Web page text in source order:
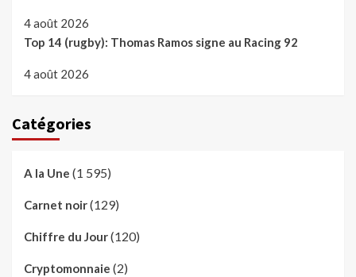
4 août 2026
Top 14 (rugby): Thomas Ramos signe au Racing 92
4 août 2026
Catégories
A la Une (1 595)
Carnet noir(129)
Chiffre du Jour(120)
Cryptomonnaie (2)